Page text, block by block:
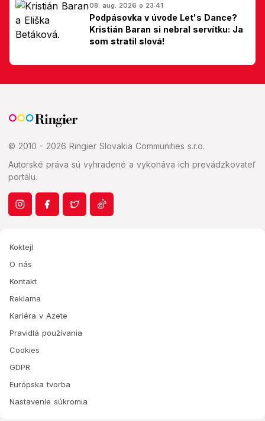
08. aug. 2026 o 23:41
Podpásovka v úvode Let's Dance?
Kristián Baran si nebral servítku: Ja
som stratil slová!
© 2010 - 2026 Ringier Slovakia Communities s.r.o.
Autorské práva sú vyhradené a vykonáva ich prevádzkovateľ
portálu.
Koktejl
O nás
Kontakt
Reklama
Kariéra v Azete
Pravidlá používania
Cookies
GDPR
Európska tvorba
Nastavenie súkromia